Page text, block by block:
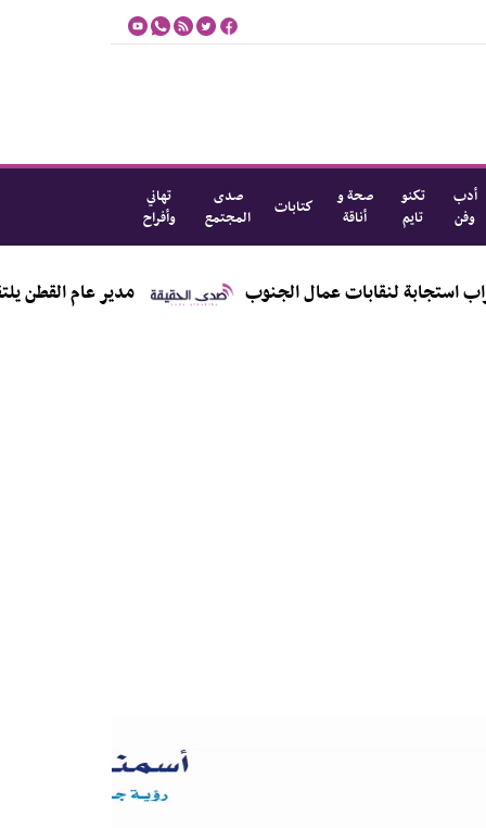
أدب
وفن
تكنو
تايم
صحة و
أناقة
كتابات
صدى
المجتمع
تهاني
وأفراح
عمال الجنوب مدير عام القطن يلتقي مندوب